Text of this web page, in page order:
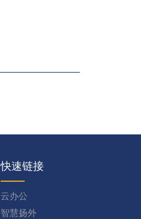
快速链接
云办公
智慧扬外